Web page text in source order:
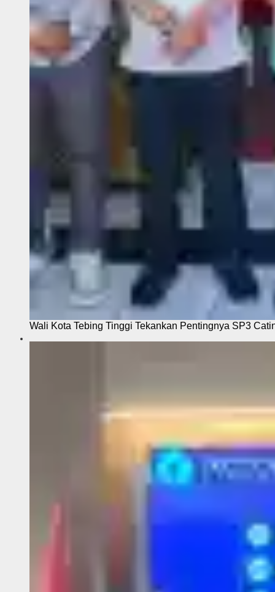
Wali Kota Tebing Tinggi Tekankan Pentingnya SP3